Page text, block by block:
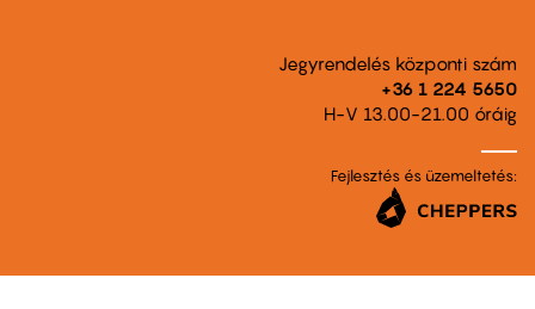
Jegyrendelés központi szám
+36 1 224 5650
H-V 13.00-21.00 óráig
Fejlesztés és üzemeltetés: